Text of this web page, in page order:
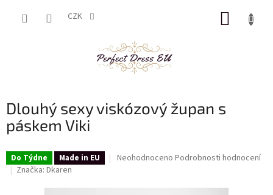
CZK
Dlouhý sexy viskózový župan s
páskem Viki
Do Týdne Made in EU
Průměrné
Neohodnoceno Podrobnosti hodnocení
Značka: Dkaren